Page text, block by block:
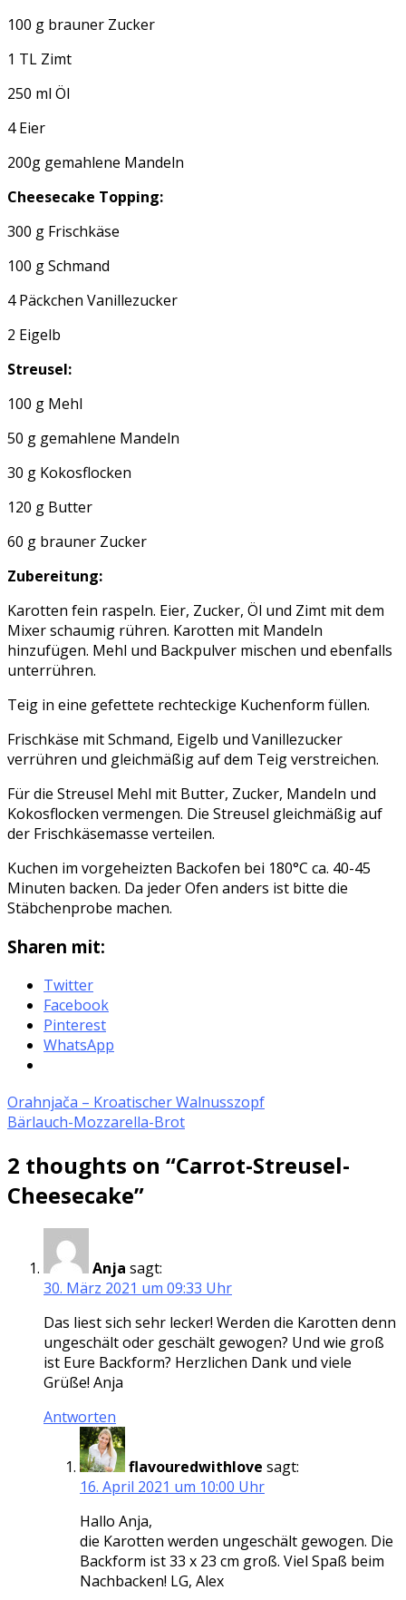
100 g brauner Zucker
1 TL Zimt
250 ml Öl
4 Eier
200g gemahlene Mandeln
Cheesecake Topping:
300 g Frischkäse
100 g Schmand
4 Päckchen Vanillezucker
2 Eigelb
Streusel:
100 g Mehl
50 g gemahlene Mandeln
30 g Kokosflocken
120 g Butter
60 g brauner Zucker
Zubereitung:
Karotten fein raspeln. Eier, Zucker, Öl und Zimt mit dem
Mixer schaumig rühren. Karotten mit Mandeln
hinzufügen. Mehl und Backpulver mischen und ebenfalls
unterrühren.
Teig in eine gefettete rechteckige Kuchenform füllen.
Frischkäse mit Schmand, Eigelb und Vanillezucker
verrühren und gleichmäßig auf dem Teig verstreichen.
Für die Streusel Mehl mit Butter, Zucker, Mandeln und
Kokosflocken vermengen. Die Streusel gleichmäßig auf
der Frischkäsemasse verteilen.
Kuchen im vorgeheizten Backofen bei 180°C ca. 40-45
Minuten backen. Da jeder Ofen anders ist bitte die
Stäbchenprobe machen.
Sharen mit:
Twitter
Facebook
Pinterest
WhatsApp
Orahnjača – Kroatischer Walnusszopf
Bärlauch-Mozzarella-Brot
2 thoughts on “Carrot-Streusel-
Cheesecake”
Anja sagt:
30. März 2021 um 09:33 Uhr
Das liest sich sehr lecker! Werden die Karotten denn
ungeschält oder geschält gewogen? Und wie groß
ist Eure Backform? Herzlichen Dank und viele
Grüße! Anja
Antworten
flavouredwithlove sagt:
16. April 2021 um 10:00 Uhr
Hallo Anja,
die Karotten werden ungeschält gewogen. Die
Backform ist 33 x 23 cm groß. Viel Spaß beim
Nachbacken! LG, Alex